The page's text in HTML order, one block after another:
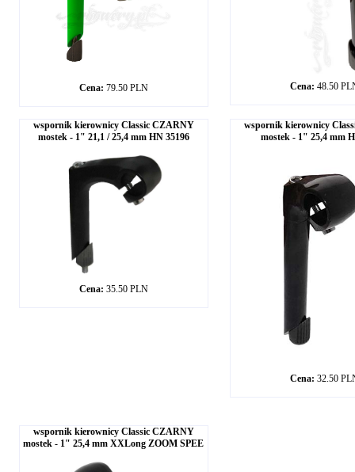
Cena: 79.50 PLN Cena: 48.50
wspornik kierownicy Classic CZARNY
mostek - 1" 21,1 / 25,4 mm HN 35196
Cena: 35.50 PLN
wspornik kierownicy
mostek - 1" 25,4 mm
Cena: 32.50
wspornik kierownicy Classic CZARNY
mostek - 1" 25,4 mm XXLong ZOOM SPEE